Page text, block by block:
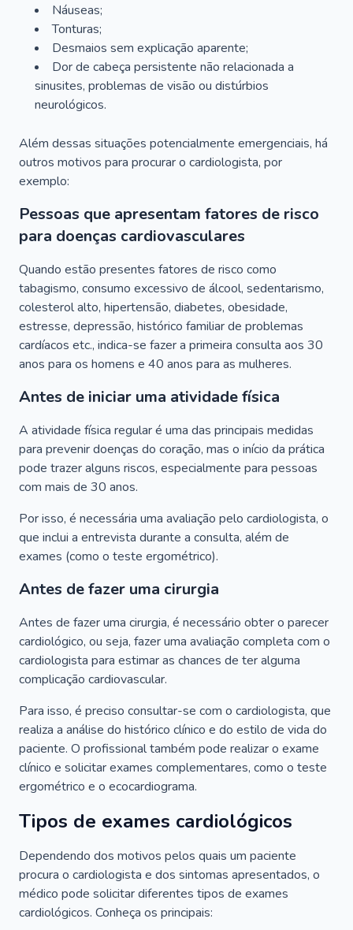
Náuseas;
Tonturas;
Desmaios sem explicação aparente;
Dor de cabeça persistente não relacionada a
sinusites, problemas de visão ou distúrbios
neurológicos.
Além dessas situações potencialmente emergenciais, há
outros motivos para procurar o cardiologista, por
exemplo:
Pessoas que apresentam fatores de risco
para doenças cardiovasculares
Quando estão presentes fatores de risco como
tabagismo, consumo excessivo de álcool, sedentarismo,
colesterol alto, hipertensão, diabetes, obesidade,
estresse, depressão, histórico familiar de problemas
cardíacos etc., indica-se fazer a primeira consulta aos 30
anos para os homens e 40 anos para as mulheres.
Antes de iniciar uma atividade física
A atividade física regular é uma das principais medidas
para prevenir doenças do coração, mas o início da prática
pode trazer alguns riscos, especialmente para pessoas
com mais de 30 anos.
Por isso, é necessária uma avaliação pelo cardiologista, o
que inclui a entrevista durante a consulta, além de
exames (como o teste ergométrico).
Antes de fazer uma cirurgia
Antes de fazer uma cirurgia, é necessário obter o parecer
cardiológico, ou seja, fazer uma avaliação completa com o
cardiologista para estimar as chances de ter alguma
complicação cardiovascular.
Para isso, é preciso consultar-se com o cardiologista, que
realiza a análise do histórico clínico e do estilo de vida do
paciente. O profissional também pode realizar o exame
clínico e solicitar exames complementares, como o teste
ergométrico e o ecocardiograma.
Tipos de exames cardiológicos
Dependendo dos motivos pelos quais um paciente
procura o cardiologista e dos sintomas apresentados, o
médico pode solicitar diferentes tipos de exames
cardiológicos. Conheça os principais: